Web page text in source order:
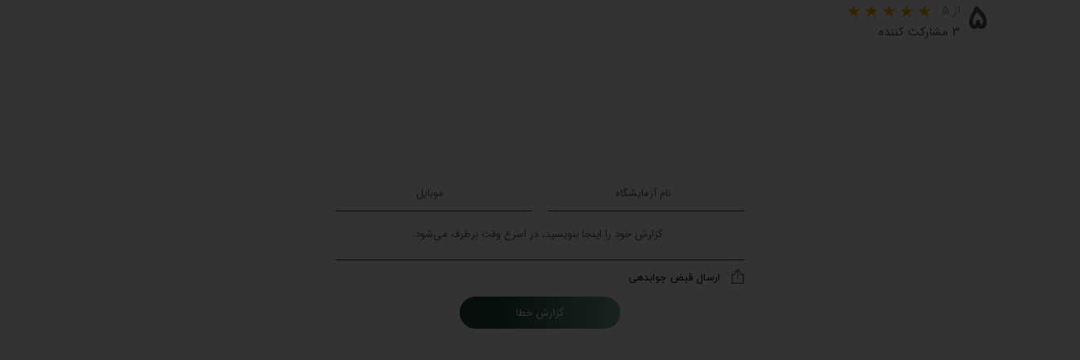
۵ ۳ مشارکت کننده
گزارش خطا
ارسال قبض جوابدهی